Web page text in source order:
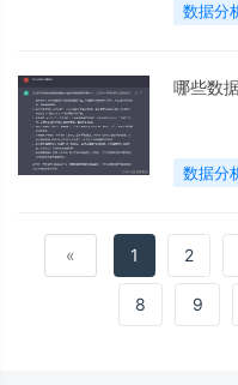
数据分
哪些数
数据分
« 1 2
8 9